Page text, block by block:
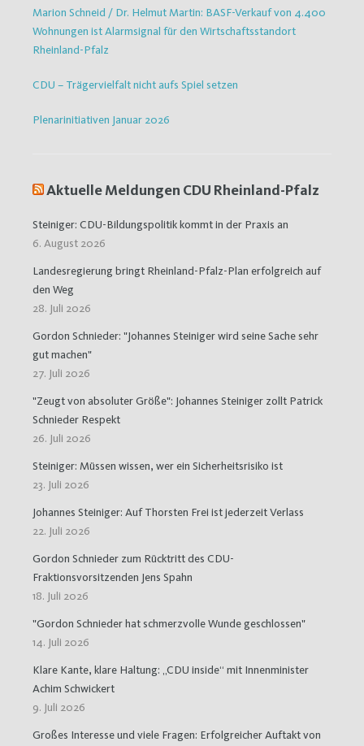
Marion Schneid / Dr. Helmut Martin: BASF-Verkauf von 4.400
Wohnungen ist Alarmsignal für den Wirtschaftsstandort
Rheinland-Pfalz
CDU – Trägervielfalt nicht aufs Spiel setzen
Plenarinitiativen Januar 2026
Aktuelle Meldungen CDU Rheinland-Pfalz
Steiniger: CDU-Bildungspolitik kommt in der Praxis an
6. August 2026
Landesregierung bringt Rheinland-Pfalz-Plan erfolgreich auf
den Weg
28. Juli 2026
Gordon Schnieder: "Johannes Steiniger wird seine Sache sehr
gut machen"
27. Juli 2026
"Zeugt von absoluter Größe": Johannes Steiniger zollt Patrick
Schnieder Respekt
26. Juli 2026
Steiniger: Müssen wissen, wer ein Sicherheitsrisiko ist
23. Juli 2026
Johannes Steiniger: Auf Thorsten Frei ist jederzeit Verlass
22. Juli 2026
Gordon Schnieder zum Rücktritt des CDU-
Fraktionsvorsitzenden Jens Spahn
18. Juli 2026
"Gordon Schnieder hat schmerzvolle Wunde geschlossen"
14. Juli 2026
Klare Kante, klare Haltung: „CDU inside“ mit Innenminister
Achim Schwickert
9. Juli 2026
Großes Interesse und viele Fragen: Erfolgreicher Auftakt von